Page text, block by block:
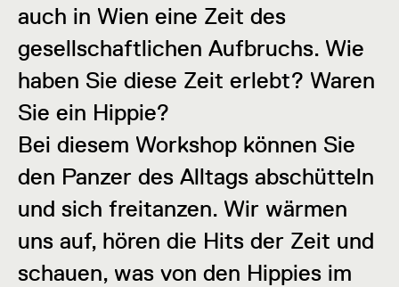
auch in Wien eine Zeit des
gesellschaftlichen Aufbruchs. Wie
haben Sie diese Zeit erlebt? Waren
Sie ein Hippie?
Bei diesem Workshop können Sie
den Panzer des Alltags abschütteln
und sich freitanzen. Wir wärmen
uns auf, hören die Hits der Zeit und
schauen, was von den Hippies im